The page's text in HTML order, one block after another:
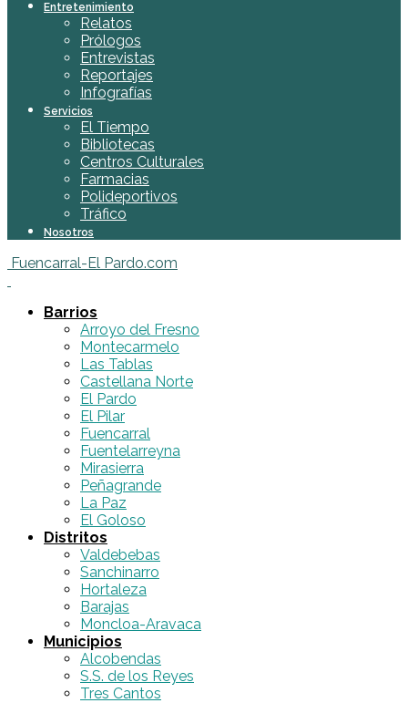
Entretenimiento
Relatos
Prólogos
Entrevistas
Reportajes
Infografías
Servicios
El Tiempo
Bibliotecas
Centros Culturales
Farmacias
Polideportivos
Tráfico
Nosotros
Fuencarral-El Pardo.com
Barrios
Arroyo del Fresno
Montecarmelo
Las Tablas
Castellana Norte
El Pardo
El Pilar
Fuencarral
Fuentelarreyna
Mirasierra
Peñagrande
La Paz
El Goloso
Distritos
Valdebebas
Sanchinarro
Hortaleza
Barajas
Moncloa-Aravaca
Municipios
Alcobendas
S.S. de los Reyes
Tres Cantos